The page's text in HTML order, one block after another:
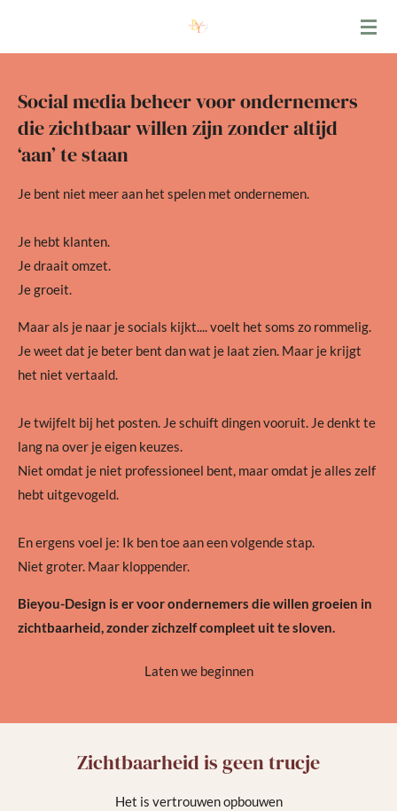
deSocial media beheer voor ondernemers
die zichtbaar willen zijn zonder altijd
‘aan’ te staan
Je bent niet meer aan het spelen met ondernemen.
Je hebt klanten.
Je draait omzet.
Je groeit.
Maar als je naar je socials kijkt.... voelt het soms zo rommelig.
Je weet dat je beter bent dan wat je laat zien. Maar je krijgt
het niet vertaald.
Je twijfelt bij het posten. Je schuift dingen vooruit. Je denkt te
lang na over je eigen keuzes.
Niet omdat je niet professioneel bent, maar omdat je alles zelf
hebt uitgevogeld.
En ergens voel je: Ik ben toe aan een volgende stap.
Niet groter. Maar kloppender.
Bieyou-Design is er voor ondernemers die willen groeien in
zichtbaarheid, zonder zichzelf compleet uit te sloven.
Laten we beginnen
Zichtbaarheid is geen trucje
Het is vertrouwen opbouwen